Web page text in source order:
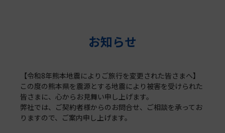
お知らせ
【令和8年熊本地震によりご旅行を変更された皆さまへ】
この度の熊本県を震源とする地震により被害を受けられた
皆さまに、心からお見舞い申し上げます。
弊社では、ご契約者様からのお問合せ、ご相談を承ってお
りますので、ご案内申し上げます。